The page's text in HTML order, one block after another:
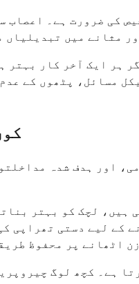
کی ضرورت ہے۔ اعصاب
مثانے میں تبدیلیاں
ہر ایک آخر کار
مسائل، پٹھوں کے
اور ہدف شدہ
لچک کو بہتر
لیے دستی تھراپی
اٹھانے پر محفوظ
ہے۔ کچھ لوگ